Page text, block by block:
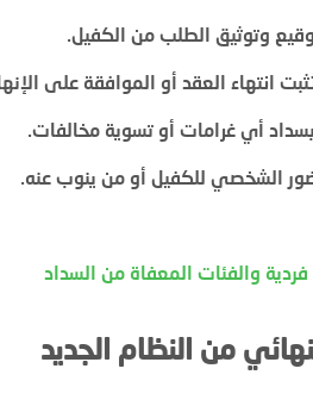
وتوثيق الطلب من الكفيل.
انتهاء العقد أو الموافقة على
بسداد أي غرامات أو تسوية مخالفات.
الشخصي للكفيل أو من ينوب عنه.
والفئات المعفاة من السداد
من النظام الجديد